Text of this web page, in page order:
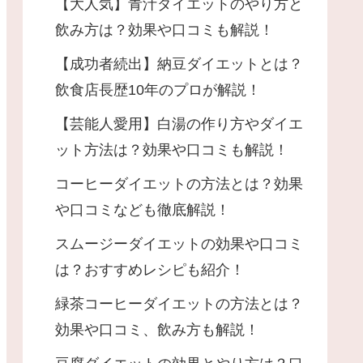
【大人気】青汁ダイエットのやり方と
飲み方は？効果や口コミも解説！
【成功者続出】納豆ダイエットとは？
飲食店長歴10年のプロが解説！
【芸能人愛用】白湯の作り方やダイエ
ット方法は？効果や口コミも解説！
コーヒーダイエットの方法とは？効果
や口コミなども徹底解説！
スムージーダイエットの効果や口コミ
は？おすすめレシピも紹介！
緑茶コーヒーダイエットの方法とは？
効果や口コミ、飲み方も解説！